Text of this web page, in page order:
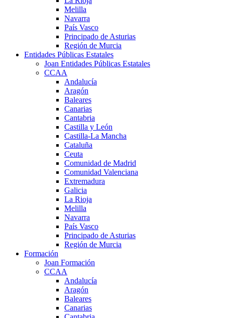
Melilla
Navarra
País Vasco
Principado de Asturias
Región de Murcia
Entidades Públicas Estatales
Joan Entidades Públicas Estatales
CCAA
Andalucía
Aragón
Baleares
Canarias
Cantabria
Castilla y León
Castilla-La Mancha
Cataluña
Ceuta
Comunidad de Madrid
Comunidad Valenciana
Extremadura
Galicia
La Rioja
Melilla
Navarra
País Vasco
Principado de Asturias
Región de Murcia
Formación
Joan Formación
CCAA
Andalucía
Aragón
Baleares
Canarias